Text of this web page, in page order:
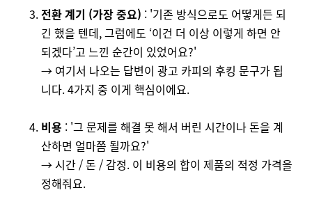
전환 계기 (가장 중요) : '기존 방식으로도 어떻게든 되
긴 했을 텐데, 그럼에도 ‘이건 더 이상 이렇게 하면 안
되겠다’고 느낀 순간이 있었어요?'
→ 여기서 나오는 답변이 광고 카피의 후킹 문구가 됩
니다. 4가지 중 이게 핵심이에요.
비용 : '그 문제를 해결 못 해서 버린 시간이나 돈을 계
산하면 얼마쯤 될까요?'
→ 시간 / 돈 / 감정. 이 비용의 합이 제품의 적정 가격을
정해줘요.